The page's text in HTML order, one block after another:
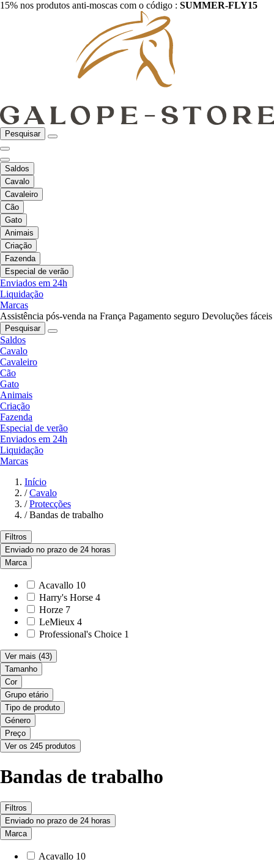
15% nos produtos anti-moscas com o código : SUMMER-FLY15
Pesquisar
Saldos
Cavalo
Cavaleiro
Cão
Gato
Animais
Criação
Fazenda
Especial de verão
Enviados em 24h
Liquidação
Marcas
Assistência pós-venda na França Pagamento seguro Devoluções fáceis
Pesquisar
Saldos
Cavalo
Cavaleiro
Cão
Gato
Animais
Criação
Fazenda
Especial de verão
Enviados em 24h
Liquidação
Marcas
Início
/ Cavalo
/ Protecções
/ Bandas de trabalho
Filtros
Enviado no prazo de 24 horas
Marca
Acavallo 10
Harry's Horse 4
Horze 7
LeMieux 4
Professional's Choice 1
Ver mais (43)
Tamanho
Cor
Grupo etário
Tipo de produto
Género
Preço
Ver os 245 produtos
Bandas de trabalho
Filtros
Enviado no prazo de 24 horas
Marca
Acavallo 10